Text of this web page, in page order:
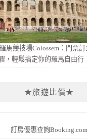
馬競技場Colossem：門票
，輕鬆搞定你的羅馬自由行
★旅遊比價★
訂房優惠查詢Booking.com